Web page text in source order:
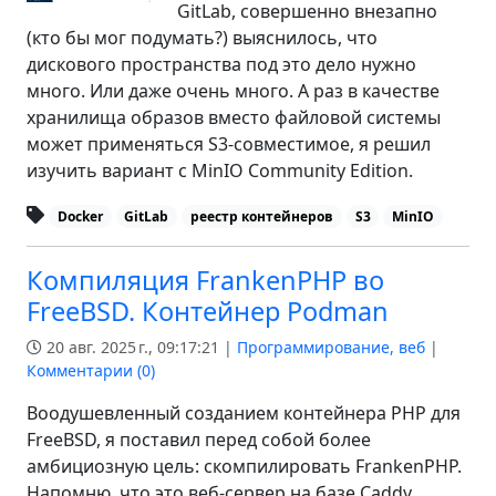
GitLab, совершенно внезапно
(кто бы мог подумать?) выяснилось, что
дискового пространства под это дело нужно
много. Или даже очень много. А раз в качестве
хранилища образов вместо файловой системы
может применяться S3-совместимое, я решил
изучить вариант с MinIO Community Edition.
Docker GitLab реестр контейнеров S3 MinIO
Компиляция FrankenPHP во
FreeBSD. Контейнер Podman
20 авг. 2025 г., 09:17:21 | Программирование, веб |
Комментарии (0)
Воодушевленный созданием контейнера PHP для
FreeBSD, я поставил перед собой более
амбициозную цель: скомпилировать FrankenPHP.